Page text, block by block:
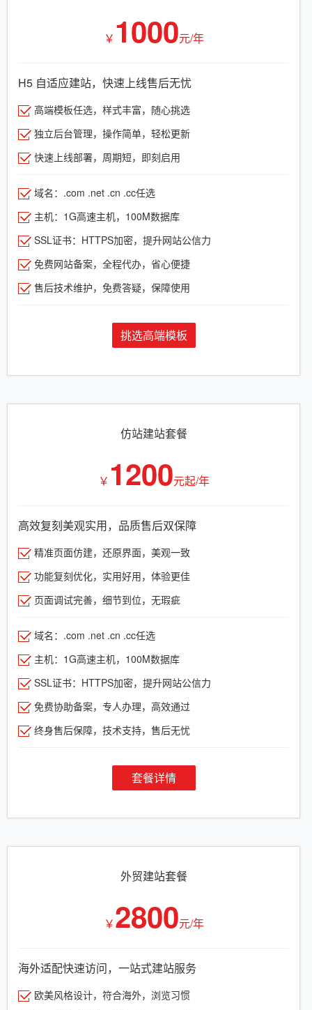
￥ 1000元/年
H5 自适应建站，快速上线售后无忧
高端模板任选，样式丰富，随心挑选
独立后台管理，操作简单，轻松更新
快速上线部署，周期短，即刻启用
域名：.com .net .cn .cc任选
主机：1G高速主机，100M数据库
SSL证书：HTTPS加密，提升网站公信力
免费网站备案，全程代办，省心便捷
售后技术维护，免费答疑，保障使用
挑选高端模板
仿站建站套餐
￥ 1200元起/年
高效复刻美观实用，品质售后双保障
精准页面仿建，还原界面，美观一致
功能复刻优化，实用好用，体验更佳
页面调试完善，细节到位，无瑕疵
域名：.com .net .cn .cc任选
主机：1G高速主机，100M数据库
SSL证书：HTTPS加密，提升网站公信力
免费协助备案，专人办理，高效通过
终身售后保障，技术支持，售后无忧
套餐详情
外贸建站套餐
￥2800元/年
海外适配快速访问，一站式建站服务
欧美风格设计，符合海外，浏览习惯